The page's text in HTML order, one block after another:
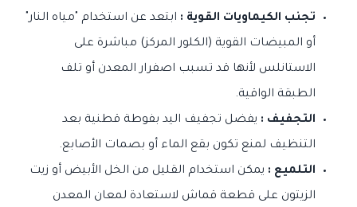
تجنب الكيماويات القوية : ابتعد عن استخدام "مياه النار"
أو المبيضات القوية (الكلور المركز) مباشرة على
الاستانلس لأنها قد تسبب اصفرار المعدن أو تلف
الطبقة الواقية.
التجفيف : يفضل تجفيف اليد بفوطة قطنية بعد
التنظيف لمنع تكون بقع الماء أو بصمات الأصابع.
التلميع : يمكن استخدام القليل من الخل الأبيض أو زيت
الزيتون على قطعة قماش لاستعادة لمعان المعدن